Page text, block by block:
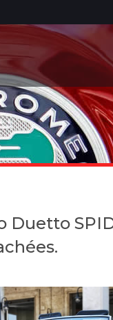
Duetto